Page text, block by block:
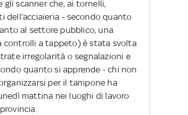
scanner che, ai tornelli,
dell'acciaieria - secondo quanto
al settore pubblico, una
controlli a tappeto) è stata svolta
irregolarità o segnalazioni e
quanto si apprende - chi non
per il tampone ha
mattina nei luoghi di lavoro